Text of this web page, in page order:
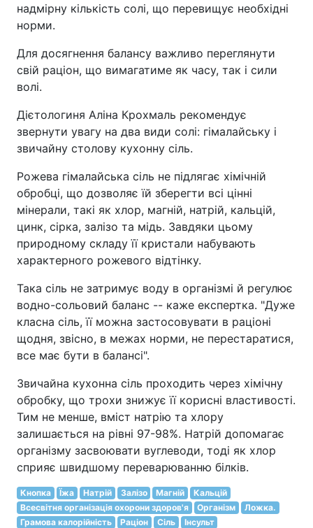
надмірну кількість солі, що перевищує необхідні
норми.
Для досягнення балансу важливо переглянути
свій раціон, що вимагатиме як часу, так і сили
волі.
Дієтологиня Аліна Крохмаль рекомендує
звернути увагу на два види солі: гімалайську і
звичайну столову кухонну сіль.
Рожева гімалайська сіль не підлягає хімічній
обробці, що дозволяє їй зберегти всі цінні
мінерали, такі як хлор, магній, натрій, кальцій,
цинк, сірка, залізо та мідь. Завдяки цьому
природному складу її кристали набувають
характерного рожевого відтінку.
Така сіль не затримує воду в організмі й регулює
водно-сольовий баланс -- каже експертка. "Дуже
класна сіль, її можна застосовувати в раціоні
щодня, звісно, в межах норми, не перестаратися,
все має бути в балансі".
Звичайна кухонна сіль проходить через хімічну
обробку, що трохи знижує її корисні властивості.
Тим не менше, вміст натрію та хлору
залишається на рівні 97-98%. Натрій допомагає
організму засвоювати вуглеводи, тоді як хлор
сприяє швидшому переварюванню білків.
Кнопка Їжа Натрій Залізо Магній
Кальцій
Всесвітня організація охорони здоров'я
Організм
Ложка.
Грамова калорійність
Раціон Сіль Інсульт